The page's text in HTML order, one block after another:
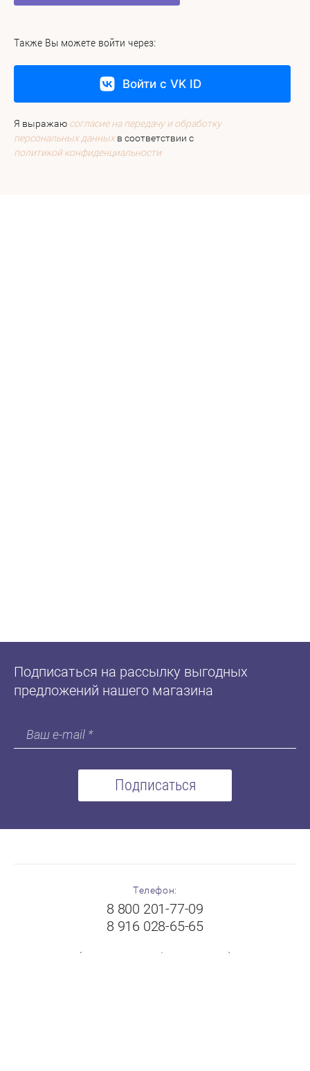
Также Вы можете войти через:
Войти с VK ID
Я выражаю согласие на передачу и обработку
персональных данныхв соответствии с
политикой конфиденциальности
Подписаться на рассылку выгодных
предложений нашего магазина
Подписаться
Телефон:
8 800 201-77-09
8 916 028-65-65
(с 8:00 до 19:00 без выходных)